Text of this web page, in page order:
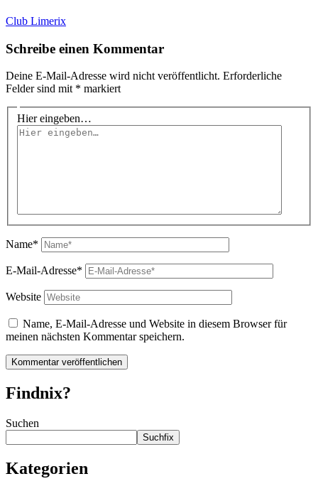
Club Limerix
Schreibe einen Kommentar
Deine E-Mail-Adresse wird nicht veröffentlicht. Erforderliche
Felder sind mit * markiert
Hier eingeben…
Name*
E-Mail-Adresse*
Website
Name, E-Mail-Adresse und Website in diesem Browser für
meinen nächsten Kommentar speichern.
Findnix?
Suchen
Suchfix
Kategorien